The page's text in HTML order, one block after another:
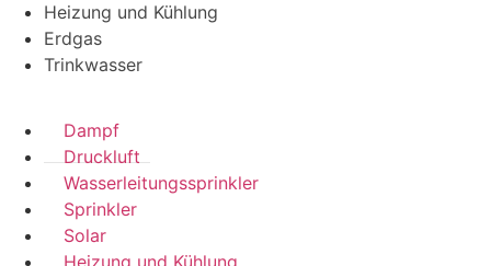
Heizung und Kühlung
Erdgas
Trinkwasser
Dampf
Druckluft
Wasserleitungssprinkler
Sprinkler
Solar
Heizung und Kühlung